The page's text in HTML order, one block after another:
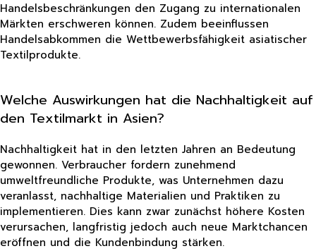
Handelsbeschränkungen den Zugang zu internationalen
Märkten erschweren können. Zudem beeinflussen
Handelsabkommen die Wettbewerbsfähigkeit asiatischer
Textilprodukte.
Welche Auswirkungen hat die Nachhaltigkeit auf
den Textilmarkt in Asien?
Nachhaltigkeit hat in den letzten Jahren an Bedeutung
gewonnen. Verbraucher fordern zunehmend
umweltfreundliche Produkte, was Unternehmen dazu
veranlasst, nachhaltige Materialien und Praktiken zu
implementieren. Dies kann zwar zunächst höhere Kosten
verursachen, langfristig jedoch auch neue Marktchancen
eröffnen und die Kundenbindung stärken.